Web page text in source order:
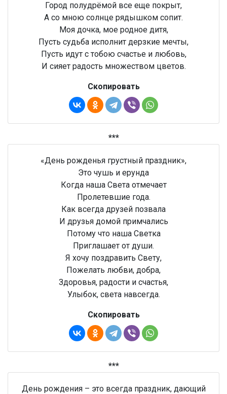
Город полудрёмой все еще покрыт,
А со мною солнце рядышком сопит.
Моя дочка, мое родное дитя,
Пусть судьба исполнит дерзкие мечты,
Пусть идут с тобою счастье и любовь,
И сияет радость множеством цветов.
Скопировать
***
«День рожденья грустный праздник»,
Это чушь и ерунда
Когда наша Света отмечает
Пролетевшие года.
Как всегда друзей позвала
И друзья домой примчались
Потому что наша Светка
Приглашает от души.
Я хочу поздравить Свету,
Пожелать любви, добра,
Здоровья, радости и счастья,
Улыбок, света навсегда.
Скопировать
***
День рождения – это всегда праздник, дающий